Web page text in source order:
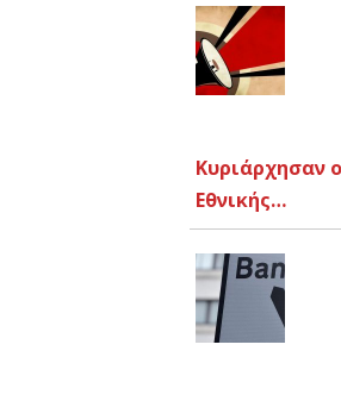
Κυριάρχησαν
Εθνικής…